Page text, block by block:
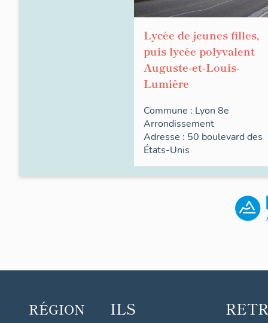
Lycée de jeunes filles,
puis lycée polyvalent
Auguste-et-Louis-
Lumière
Commune : Lyon 8e
Arrondissement
Adresse : 50 boulevard des
États-Unis
RÉGION
ILS